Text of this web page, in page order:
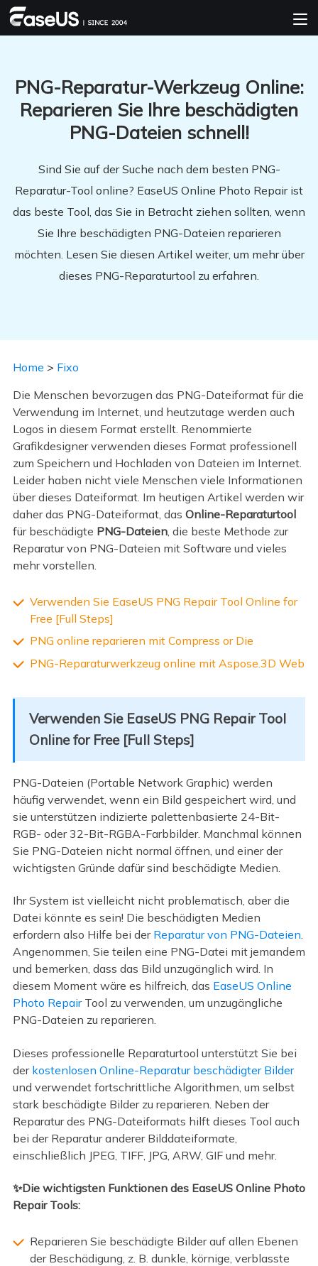
PNG-Reparatur-Werkzeug Online:
Reparieren Sie Ihre beschädigten
PNG-Dateien schnell!
Sind Sie auf der Suche nach dem besten PNG-
Reparatur-Tool online? EaseUS Online Photo Repair ist
das beste Tool, das Sie in Betracht ziehen sollten, wenn
Sie Ihre beschädigten PNG-Dateien reparieren
möchten. Lesen Sie diesen Artikel weiter, um mehr über
dieses PNG-Reparaturtool zu erfahren.
Home > Fixo
Die Menschen bevorzugen das PNG-Dateiformat für die
Verwendung im Internet, und heutzutage werden auch
Logos in diesem Format erstellt. Renommierte
Grafikdesigner verwenden dieses Format professionell
zum Speichern und Hochladen von Dateien im Internet.
Leider haben nicht viele Menschen viele Informationen
über dieses Dateiformat. Im heutigen Artikel werden wir
daher das PNG-Dateiformat, das Online-Reparaturtool
für beschädigte PNG-Dateien, die beste Methode zur
Reparatur von PNG-Dateien mit Software und vieles
mehr vorstellen.
Verwenden Sie EaseUS PNG Repair Tool Online for
Free [Full Steps]
PNG online reparieren mit Compress or Die
PNG-Reparaturwerkzeug online mit Aspose.3D Web
Verwenden Sie EaseUS PNG Repair Tool
Online for Free [Full Steps]
PNG-Dateien (Portable Network Graphic) werden
häufig verwendet, wenn ein Bild gespeichert wird, und
sie unterstützen indizierte palettenbasierte 24-Bit-
RGB- oder 32-Bit-RGBA-Farbbilder. Manchmal können
Sie PNG-Dateien nicht normal öffnen, und einer der
wichtigsten Gründe dafür sind beschädigte Medien.
Ihr System ist vielleicht nicht problematisch, aber die
Datei könnte es sein! Die beschädigten Medien
erfordern also Hilfe bei der Reparatur von PNG-Dateien.
Angenommen, Sie teilen eine PNG-Datei mit jemandem
und bemerken, dass das Bild unzugänglich wird. In
diesem Moment wäre es hilfreich, das EaseUS Online
Photo RepairTool zu verwenden, um unzugängliche
PNG-Dateien zu reparieren.
Dieses professionelle Reparaturtool unterstützt Sie bei
der kostenlosen Online-Reparatur beschädigter Bilder
und verwendet fortschrittliche Algorithmen, um selbst
stark beschädigte Bilder zu reparieren. Neben der
Reparatur des PNG-Dateiformats hilft dieses Tool auch
bei der Reparatur anderer Bilddateiformate,
einschließlich JPEG, TIFF, JPG, ARW, GIF und mehr.
✨Die wichtigsten Funktionen des EaseUS Online Photo
Repair Tools:
Reparieren Sie beschädigte Bilder auf allen Ebenen
der Beschädigung, z. B. dunkle, körnige, verblasste